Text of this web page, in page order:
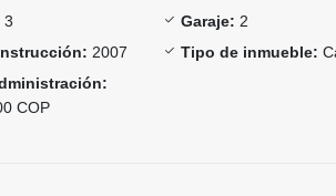
3 Garaje: 2
2007 Tipo de inmueble:
COP